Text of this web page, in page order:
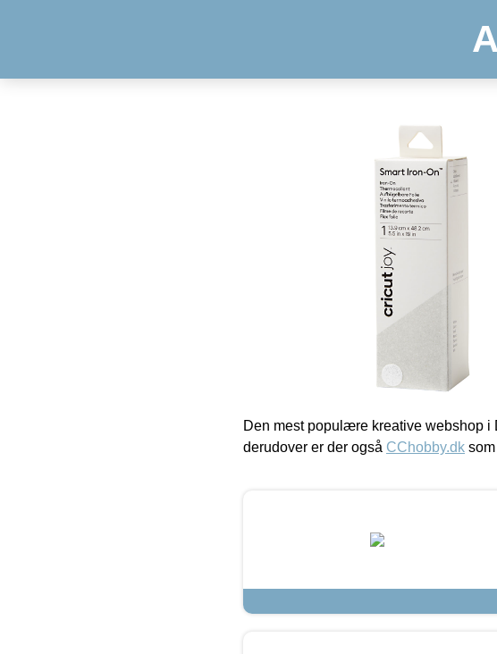
Den mest populære kreative webshop i
derudover er der også CChobby.dk